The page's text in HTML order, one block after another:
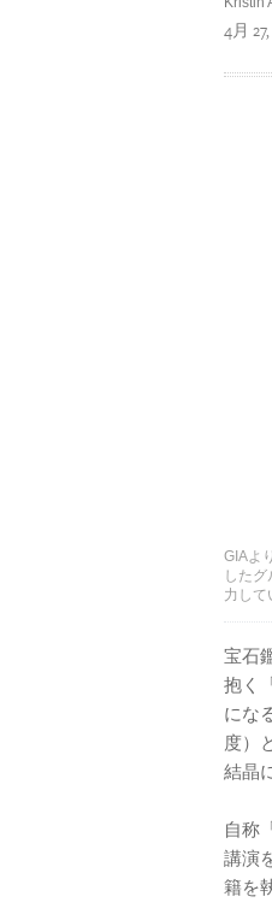
4月
GIAよ
した
力して
宝石
抱く
にな
度）
結晶
自称
講演
籍を